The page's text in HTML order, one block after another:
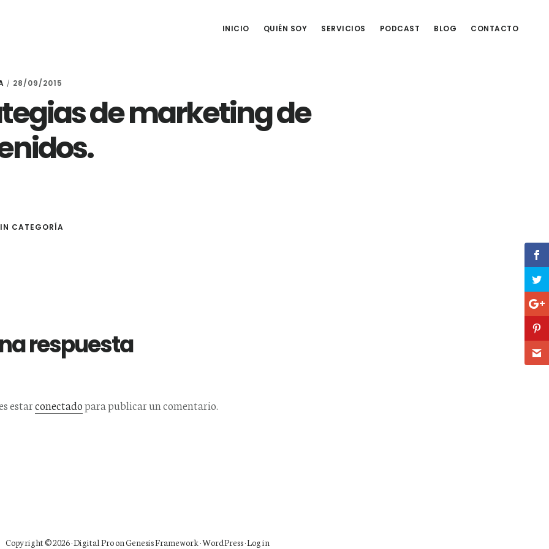
INICIO QUIÉN SOY SERVICIOS PODCAST BLOG CONTACTO
/ 28/09/2015
de marketing de
CATEGORÍA
respuesta
estarconectadopara publicar un comentario.
Copyright © 2026 ·Digital ProonGenesis Framework·WordPress·Log in